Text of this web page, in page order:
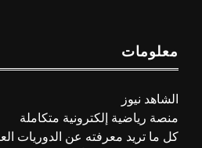
معلومات
الشاهد نيوز
منصة رياضية إلكترونية متكاملة
كل ما تريد معرفته عن الدوريات